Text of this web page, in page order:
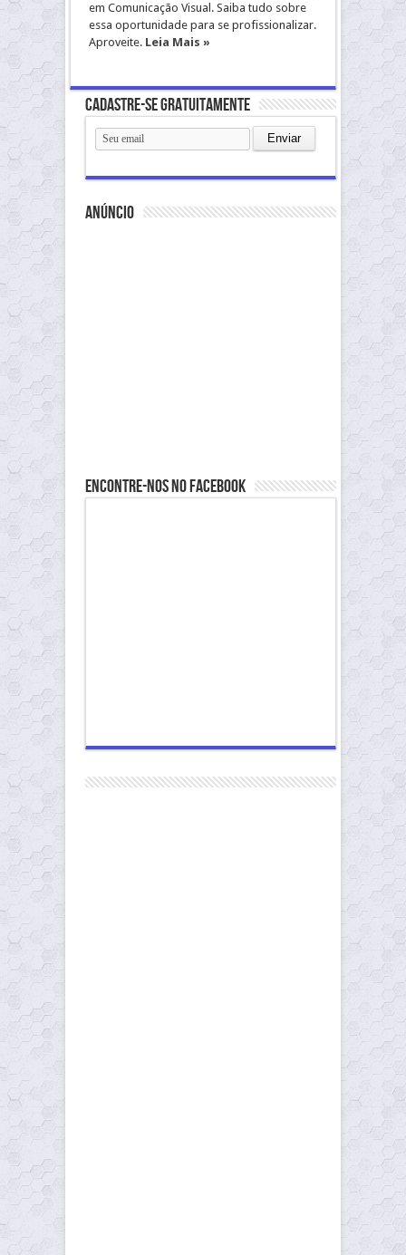
em Comunicação Visual. Saiba tudo sobre
essa oportunidade para se profissionalizar.
Aproveite. Leia Mais »
Cadastre-se gratuitamente
anúncio
Encontre-nos no Facebook